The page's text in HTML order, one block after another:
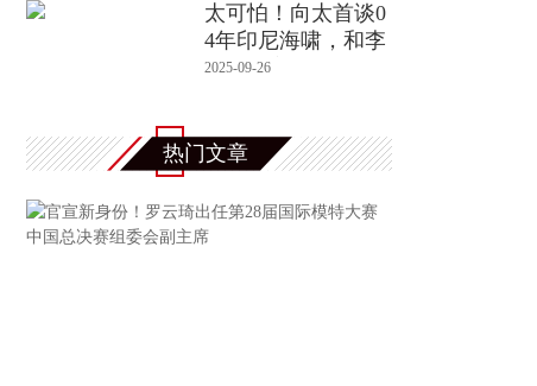
太可怕！向太首谈0
4年印尼海啸，和李
连杰全家被
2025-09-26
热门文章